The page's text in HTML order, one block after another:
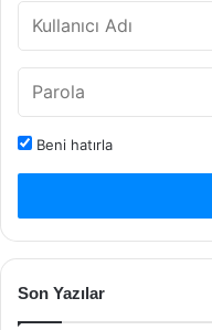
Beni hatırla
Son Yazılar